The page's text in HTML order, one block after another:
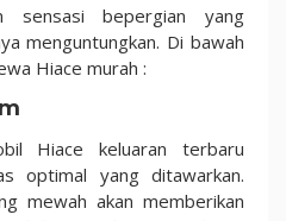
sensasi bepergian yang
menguntungkan. Di bawah
Hiace murah :
Hiace keluaran terbaru
optimal yang ditawarkan.
mewah akan memberikan